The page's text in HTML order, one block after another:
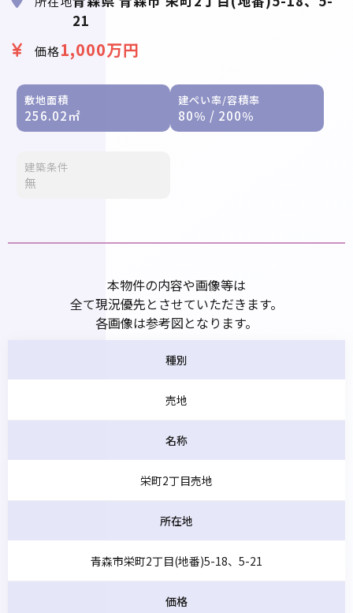
21
価格1,000万円
敷地面積
256.02㎡
建ぺい率/容積率
80％ / 200％
建築条件
無
本物件の内容や画像等は
全て現況優先とさせていただきます。
各画像は参考図となります。
種別
売地
名称
栄町2丁目売地
所在地
青森市栄町2丁目(地番)5-18、5-21
価格